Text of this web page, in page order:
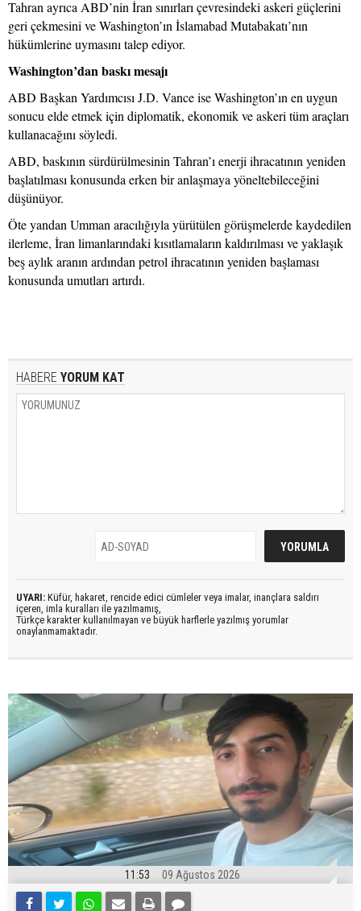
Tahran ayrıca ABD’nin İran sınırları çevresindeki askeri güçlerini
geri çekmesini ve Washington’ın İslamabad Mutabakatı’nın
hükümlerine uymasını talep ediyor.
Washington’dan baskı mesajı
ABD Başkan Yardımcısı J.D. Vance ise Washington’ın en uygun
sonucu elde etmek için diplomatik, ekonomik ve askeri tüm araçları
kullanacağını söyledi.
ABD, baskının sürdürülmesinin Tahran’ı enerji ihracatının yeniden
başlatılması konusunda erken bir anlaşmaya yöneltebileceğini
düşünüyor.
Öte yandan Umman aracılığıyla yürütülen görüşmelerde kaydedilen
ilerleme, İran limanlarındaki kısıtlamaların kaldırılması ve yaklaşık
beş aylık aranın ardından petrol ihracatının yeniden başlaması
konusunda umutları artırdı.
HABERE YORUM KAT
UYARI: Küfür, hakaret, rencide edici cümleler veya imalar, inançlara saldırı
içeren, imla kuralları ile yazılmamış,
Türkçe karakter kullanılmayan ve büyük harflerle yazılmış yorumlar
onaylanmamaktadır.
11:53 09 Ağustos 2026